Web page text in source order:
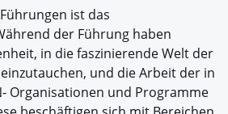
ist das
der Führung haben
in die faszinierende Welt der
und die Arbeit der in
Organisationen und Programme